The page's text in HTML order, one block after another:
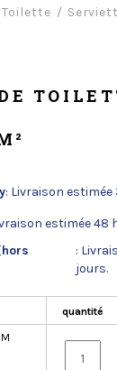
: Livraison estimée
estimée 48
:
jours.
quantité